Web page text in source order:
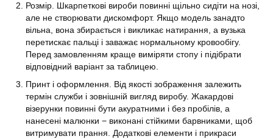
Розмір. Шкарпеткові вироби повинні щільно сидіти на нозі,
але не створювати дискомфорт. Якщо модель занадто
вільна, вона збирається і викликає натирання, а вузька
перетискає пальці і заважає нормальному кровообігу.
Перед замовленням краще виміряти стопу і підібрати
відповідний варіант за таблицею.
Принт і оформлення. Від якості зображення залежить
термін служби і зовнішній вигляд виробу. Жакардові
візерунки повинні бути акуратними і без пробілів, а
нанесені малюнки − виконані стійкими барвниками, щоб
витримувати прання. Додаткові елементи і прикраси